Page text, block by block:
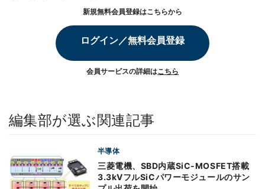
新規無料会員登録はこちらから
ログイン／無料会員登録
会員サービスの詳細はこちら
編集部が選ぶ関連記事
半導体
三菱電機、SBD内蔵SiC-MOSFET搭載
3.3kVフルSiCパワーモジュールのサン